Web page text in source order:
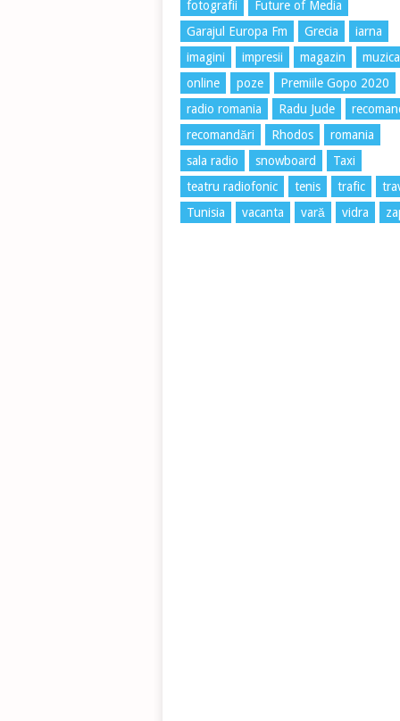
fotografii
Future of Media
Garajul Europa Fm
Grecia
iarna
imagini
impresii magazin
muzica
online
poze
Premiile Gopo 2020
radio romania
Radu Jude
recomandări
Rhodos
romania
sala radio
snowboard
Taxi
teatru radiofonic
tenis trafic
Tunisia
vacanta vară vidra